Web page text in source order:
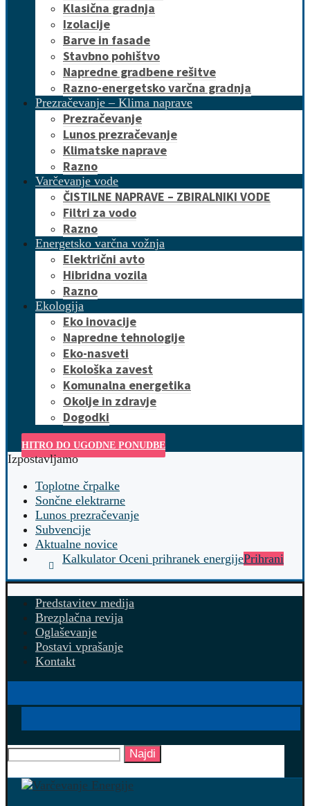
Klasična gradnja
Izolacije
Barve in fasade
Stavbno pohištvo
Napredne gradbene rešitve
Razno-energetsko varčna gradnja
Prezračevanje – Klima naprave
Prezračevanje
Lunos prezračevanje
Klimatske naprave
Razno
Varčevanje vode
ČISTILNE NAPRAVE – ZBIRALNIKI VODE
Filtri za vodo
Razno
Energetsko varčna vožnja
Električni avto
Hibridna vozila
Razno
Ekologija
Eko inovacije
Napredne tehnologije
Eko-nasveti
Ekološka zavest
Komunalna energetika
Okolje in zdravje
Dogodki
HITRO DO UGODNE PONUDBE
Izpostavljamo
Toplotne črpalke
Sončne elektrarne
Lunos prezračevanje
Subvencije
Aktualne novice
Kalkulator Oceni prihranek energijePrihrani
Predstavitev medija
Brezplačna revija
Oglaševanje
Postavi vprašanje
Kontakt
Najdi